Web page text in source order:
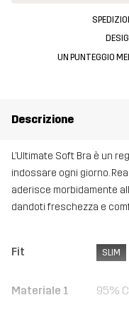
UN PUNTEGGIO
Descrizione
L’Ultimate Soft Bra è un
indossare ogni giorno.
aderisce morbidamente
dandoti freschezza e
Fit SLIM
Materiale 1 95%